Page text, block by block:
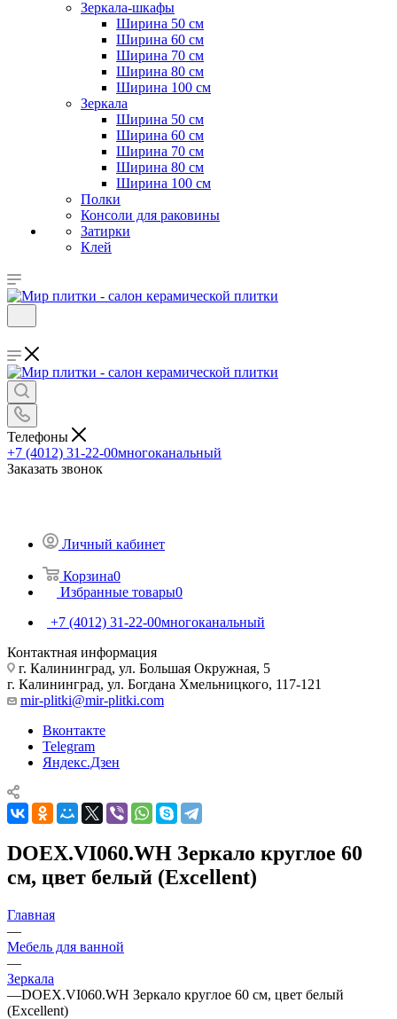
Зеркала-шкафы
Ширина 50 см
Ширина 60 см
Ширина 70 см
Ширина 80 см
Ширина 100 см
Зеркала
Ширина 50 см
Ширина 60 см
Ширина 70 см
Ширина 80 см
Ширина 100 см
Полки
Консоли для раковины
Затирки
Клей
Телефоны
+7 (4012) 31-22-00многоканальный
Заказать звонок
Личный кабинет
Корзина0
Избранные товары0
+7 (4012) 31-22-00многоканальный
Контактная информация
г. Калининград, ул. Большая Окружная, 5
г. Калининград, ул. Богдана Хмельницкого, 117-121
mir-plitki@mir-plitki.com
Вконтакте
Telegram
Яндекс.Дзен
DOEX.VI060.WH Зеркало круглое 60
см, цвет белый (Excellent)
Главная
—
Мебель для ванной
—
Зеркала
—DOEX.VI060.WH Зеркало круглое 60 см, цвет белый
(Excellent)